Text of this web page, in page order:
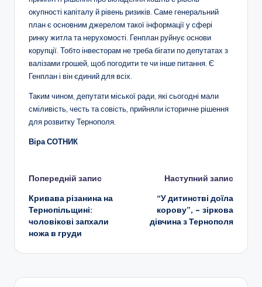
окупності капіталу й рівень ризиків. Саме генеральний
план є основним джерелом такої інформації у сфері
ринку житла та нерухомості. Генплан руйнує основи
корупції. Тобто інвесторам не треба бігати по депутатах з
валізами грошей, щоб погодити те чи інше питання. Є
Генплан і він єдиний для всіх.
Таким чином, депутати міської ради, які сьогодні мали
сміливість, честь та совість, прийняли історичне рішення
для розвитку Тернополя.
Віра СОТНИК
Навігація
по
запису
Попередній запис
Кривава різанина на
Тернопільщині:
чоловікові запхали
ножа в груди
Наступний запис
“У дитинстві доїла
корову”, – зіркова
дівчина з Тернополя